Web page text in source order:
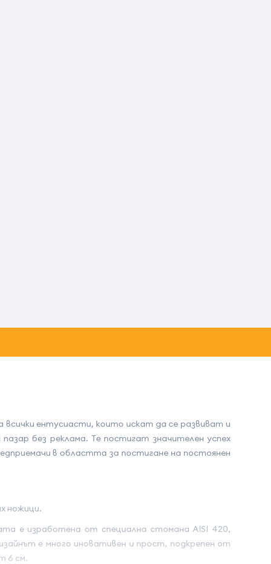
ентусиасти, които искат да се развиват и
без реклама. Те постигат значителен успех
в областта за постигане на постоянен
ножици.
е изработена от специална стомана AISI 420,
е много иновативен и прост, подкрепен от
6 см.